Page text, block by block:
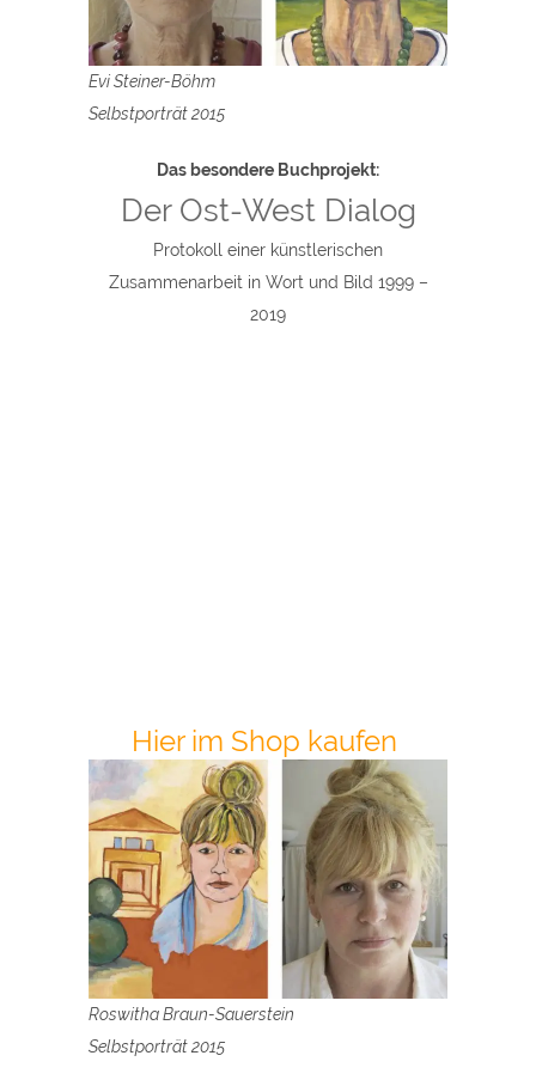
Evi Steiner-Böhm
Selbstporträt 2015
Das besondere Buchprojekt:
Der Ost-West Dialog
Protokoll einer künstlerischen
Zusammenarbeit in Wort und Bild 1999 –
2019
Hier im Shop kaufen
Roswitha Braun-Sauerstein
Selbstporträt 2015